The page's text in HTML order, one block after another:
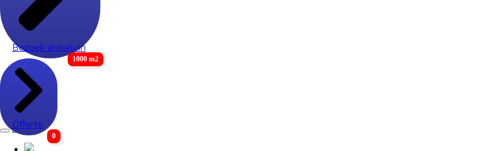
Bezoek showtuin
1000 m2
Offerte
0